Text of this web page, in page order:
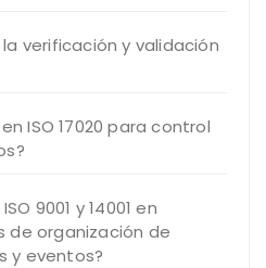
la verificación y validación
ISO 17020 para control
9001 y 14001 en
de organización de
y eventos?